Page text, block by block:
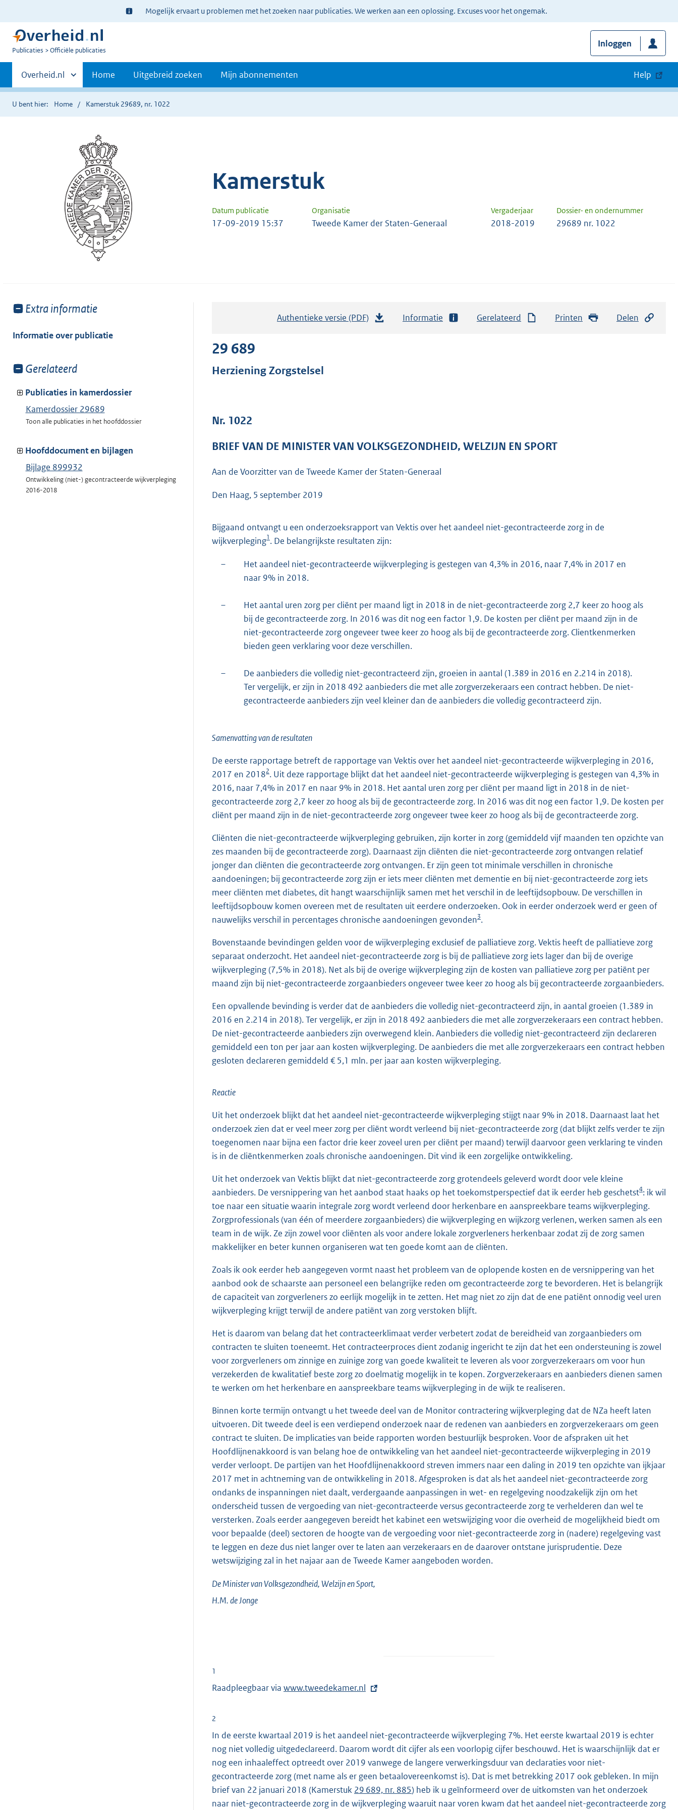
Ter
informatie:
Mogelijk ervaart u problemen met het zoeken naar publicaties. We werken aan een oplossing. Excuses voor het ongemak.
U
Publicaties Officiële publicaties
Inloggen
Primaire
navigatie
Andere
sites
binnen
Overheid.nl Home Uitgebreid zoeken Mijn abonnementen Help
U bent hier: Home Kamerstuk 29689, nr. 1022
Kamerstuk
Datum publicatie Organisatie Vergaderjaar Dossier- en ondernummer
17-09-2019 15:37 Tweede Kamer der Staten-Generaal 2018-2019 29689 nr. 1022
Toon
van:
Extra informatie
Informatie over publicatie
Toon
van:
Gerelateerd
Publicaties in kamerdossier
Kamerdossier 29689
Toon alle publicaties in het hoofddossier
Hoofddocument en bijlagen
Bijlage 899932
Ontwikkeling (niet-) gecontracteerde wijkverpleging
2016-2018
Authentieke versie (PDF)
r
o
K
Informatie Gerelateerd Printen Delen
29 689
Herziening Zorgstelsel
Nr. 1022
BRIEF VAN DE MINISTER VAN VOLKSGEZONDHEID, WELZIJN EN SPORT
Aan de Voorzitter van de Tweede Kamer der Staten-Generaal
Den Haag, 5 september 2019
Bijgaand ontvangt u een onderzoeksrapport van Vektis over het aandeel niet-gecontracteerde zorg in de
wijkverpleging1. De belangrijkste resultaten zijn:
–
Het aandeel niet-gecontracteerde wijkverpleging is gestegen van 4,3% in 2016, naar 7,4% in 2017 en
naar 9% in 2018.
–
Het aantal uren zorg per cliënt per maand ligt in 2018 in de niet-gecontracteerde zorg 2,7 keer zo hoog als
bij de gecontracteerde zorg. In 2016 was dit nog een factor 1,9. De kosten per cliënt per maand zijn in de
niet-gecontracteerde zorg ongeveer twee keer zo hoog als bij de gecontracteerde zorg. Clientkenmerken
bieden geen verklaring voor deze verschillen.
–
De aanbieders die volledig niet-gecontracteerd zijn, groeien in aantal (1.389 in 2016 en 2.214 in 2018).
Ter vergelijk, er zijn in 2018 492 aanbieders die met alle zorgverzekeraars een contract hebben. De niet-
gecontracteerde aanbieders zijn veel kleiner dan de aanbieders die volledig gecontracteerd zijn.
Samenvatting van de resultaten
De eerste rapportage betreft de rapportage van Vektis over het aandeel niet-gecontracteerde wijkverpleging in 2016,
2017 en 20182. Uit deze rapportage blijkt dat het aandeel niet-gecontracteerde wijkverpleging is gestegen van 4,3% in
2016, naar 7,4% in 2017 en naar 9% in 2018. Het aantal uren zorg per cliënt per maand ligt in 2018 in de niet-
gecontracteerde zorg 2,7 keer zo hoog als bij de gecontracteerde zorg. In 2016 was dit nog een factor 1,9. De kosten per
cliënt per maand zijn in de niet-gecontracteerde zorg ongeveer twee keer zo hoog als bij de gecontracteerde zorg.
Cliënten die niet-gecontracteerde wijkverpleging gebruiken, zijn korter in zorg (gemiddeld vijf maanden ten opzichte van
zes maanden bij de gecontracteerde zorg). Daarnaast zijn cliënten die niet-gecontracteerde zorg ontvangen relatief
jonger dan cliënten die gecontracteerde zorg ontvangen. Er zijn geen tot minimale verschillen in chronische
aandoeningen; bij gecontracteerde zorg zijn er iets meer cliënten met dementie en bij niet-gecontracteerde zorg iets
meer cliënten met diabetes, dit hangt waarschijnlijk samen met het verschil in de leeftijdsopbouw. De verschillen in
leeftijdsopbouw komen overeen met de resultaten uit eerdere onderzoeken. Ook in eerder onderzoek werd er geen of
nauwelijks verschil in percentages chronische aandoeningen gevonden3.
Bovenstaande bevindingen gelden voor de wijkverpleging exclusief de palliatieve zorg. Vektis heeft de palliatieve zorg
separaat onderzocht. Het aandeel niet-gecontracteerde zorg is bij de palliatieve zorg iets lager dan bij de overige
wijkverpleging (7,5% in 2018). Net als bij de overige wijkverpleging zijn de kosten van palliatieve zorg per patiënt per
maand zijn bij niet-gecontracteerde zorgaanbieders ongeveer twee keer zo hoog als bij gecontracteerde zorgaanbieders.
Een opvallende bevinding is verder dat de aanbieders die volledig niet-gecontracteerd zijn, in aantal groeien (1.389 in
2016 en 2.214 in 2018). Ter vergelijk, er zijn in 2018 492 aanbieders die met alle zorgverzekeraars een contract hebben.
De niet-gecontracteerde aanbieders zijn overwegend klein. Aanbieders die volledig niet-gecontracteerd zijn declareren
gemiddeld een ton per jaar aan kosten wijkverpleging. De aanbieders die met alle zorgverzekeraars een contract hebben
gesloten declareren gemiddeld € 5,1 mln. per jaar aan kosten wijkverpleging.
Reactie
Uit het onderzoek blijkt dat het aandeel niet-gecontracteerde wijkverpleging stijgt naar 9% in 2018. Daarnaast laat het
onderzoek zien dat er veel meer zorg per cliënt wordt verleend bij niet-gecontracteerde zorg (dat blijkt zelfs verder te zijn
toegenomen naar bijna een factor drie keer zoveel uren per cliënt per maand) terwijl daarvoor geen verklaring te vinden
is in de cliëntkenmerken zoals chronische aandoeningen. Dit vind ik een zorgelijke ontwikkeling.
Uit het onderzoek van Vektis blijkt dat niet-gecontracteerde zorg grotendeels geleverd wordt door vele kleine
aanbieders. De versnippering van het aanbod staat haaks op het toekomstperspectief dat ik eerder heb geschetst4: ik wil
toe naar een situatie waarin integrale zorg wordt verleend door herkenbare en aanspreekbare teams wijkverpleging.
Zorgprofessionals (van één of meerdere zorgaanbieders) die wijkverpleging en wijkzorg verlenen, werken samen als een
team in de wijk. Ze zijn zowel voor cliënten als voor andere lokale zorgverleners herkenbaar zodat zij de zorg samen
makkelijker en beter kunnen organiseren wat ten goede komt aan de cliënten.
Zoals ik ook eerder heb aangegeven vormt naast het probleem van de oplopende kosten en de versnippering van het
aanbod ook de schaarste aan personeel een belangrijke reden om gecontracteerde zorg te bevorderen. Het is belangrijk
de capaciteit van zorgverleners zo eerlijk mogelijk in te zetten. Het mag niet zo zijn dat de ene patiënt onnodig veel uren
wijkverpleging krijgt terwijl de andere patiënt van zorg verstoken blijft.
Het is daarom van belang dat het contracteerklimaat verder verbetert zodat de bereidheid van zorgaanbieders om
contracten te sluiten toeneemt. Het contracteerproces dient zodanig ingericht te zijn dat het een ondersteuning is zowel
voor zorgverleners om zinnige en zuinige zorg van goede kwaliteit te leveren als voor zorgverzekeraars om voor hun
verzekerden de kwalitatief beste zorg zo doelmatig mogelijk in te kopen. Zorgverzekeraars en aanbieders dienen samen
te werken om het herkenbare en aanspreekbare teams wijkverpleging in de wijk te realiseren.
Binnen korte termijn ontvangt u het tweede deel van de Monitor contractering wijkverpleging dat de NZa heeft laten
uitvoeren. Dit tweede deel is een verdiepend onderzoek naar de redenen van aanbieders en zorgverzekeraars om geen
contract te sluiten. De implicaties van beide rapporten worden bestuurlijk besproken. Voor de afspraken uit het
Hoofdlijnenakkoord is van belang hoe de ontwikkeling van het aandeel niet-gecontracteerde wijkverpleging in 2019
verder verloopt. De partijen van het Hoofdlijnenakkoord streven immers naar een daling in 2019 ten opzichte van ijkjaar
2017 met in achtneming van de ontwikkeling in 2018. Afgesproken is dat als het aandeel niet-gecontracteerde zorg
ondanks de inspanningen niet daalt, verdergaande aanpassingen in wet- en regelgeving noodzakelijk zijn om het
onderscheid tussen de vergoeding van niet-gecontracteerde versus gecontracteerde zorg te verhelderen dan wel te
versterken. Zoals eerder aangegeven bereidt het kabinet een wetswijziging voor die overheid de mogelijkheid biedt om
voor bepaalde (deel) sectoren de hoogte van de vergoeding voor niet-gecontracteerde zorg in (nadere) regelgeving vast
te leggen en deze dus niet langer over te laten aan verzekeraars en de daarover ontstane jurisprudentie. Deze
wetswijziging zal in het najaar aan de Tweede Kamer aangeboden worden.
De Minister van Volksgezondheid, Welzijn en Sport,
H.M. deJonge
1
Raadpleegbaar via E
r
n
e
l
i
www.tweedekamer.nl
2
In de eerste kwartaal 2019 is het aandeel niet-gecontracteerde wijkverpleging 7%. Het eerste kwartaal 2019 is echter
nog niet volledig uitgedeclareerd. Daarom wordt dit cijfer als een voorlopig cijfer beschouwd. Het is waarschijnlijk dat er
nog een inhaaleffect optreedt over 2019 vanwege de langere verwerkingsduur van declaraties voor niet-
gecontracteerde zorg (met name als er geen betaalovereenkomst is). Dat is met betrekking 2017 ook gebleken. In mijn
brief van 22 januari 2018 (Kamerstuk 29 689, nr. 885) heb ik u geïnformeerd over de uitkomsten van het onderzoek
naar niet-gecontracteerde zorg in de wijkverpleging waaruit naar voren kwam dat het aandeel niet-gecontracteerde zorg